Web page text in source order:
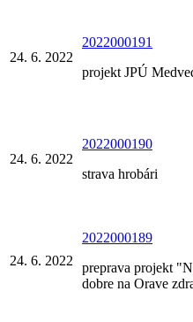
24. 6. 2022
2022000191
projekt JPÚ
24. 6. 2022
2022000190
strava hrobári
24. 6. 2022
2022000189
preprava projekt
dobre na Orave